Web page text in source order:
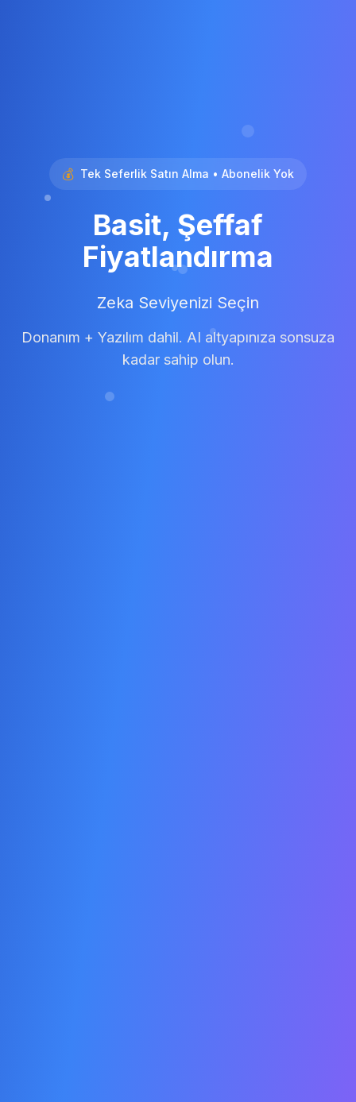
💰 Tek Seferlik Satın Alma • Abonelik Yok
Basit, Şeffaf
Fiyatlandırma
Zeka Seviyenizi Seçin
Donanım + Yazılım dahil. AI altyapınıza sonsuza
kadar sahip olun.